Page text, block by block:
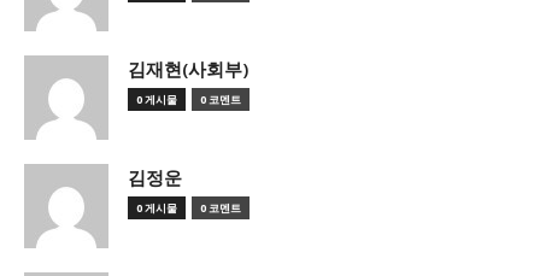
김재현(사회부)
0 게시물 0 코멘트
김정운
0 게시물 0 코멘트